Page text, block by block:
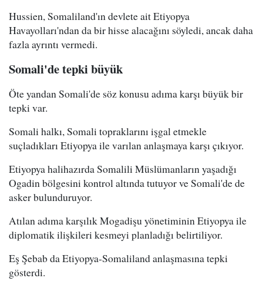
Hussien, Somaliland'ın devlete ait Etiyopya
Havayolları'ndan da bir hisse alacağını söyledi, ancak daha
fazla ayrıntı vermedi.
Somali'de tepki büyük
Öte yandan Somali'de söz konusu adıma karşı büyük bir
tepki var.
Somali halkı, Somali topraklarını işgal etmekle
suçladıkları Etiyopya ile varılan anlaşmaya karşı çıkıyor.
Etiyopya halihazırda Somalili Müslümanların yaşadığı
Ogadin bölgesini kontrol altında tutuyor ve Somali'de de
asker bulunduruyor.
Atılan adıma karşılık Mogadişu yönetiminin Etiyopya ile
diplomatik ilişkileri kesmeyi planladığı belirtiliyor.
Eş Şebab da Etiyopya-Somaliland anlaşmasına tepki
gösterdi.